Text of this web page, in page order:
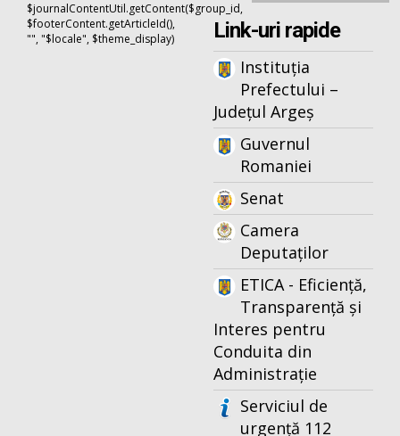
$journalContentUtil.getContent($group_id,
$footerContent.getArticleId(),
"", "$locale", $theme_display)
Link-uri rapide
Instituția
Prefectului –
Județul Argeș
Guvernul
Romaniei
Senat
Camera
Deputaților
ETICA - Eficiență,
Transparență și
Interes pentru
Conduita din
Administrație
Serviciul de
urgență 112